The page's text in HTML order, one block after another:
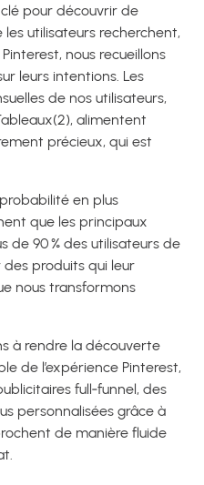
pour découvrir de
les utilisateurs recherchent,
nous recueillons
leurs intentions. Les
de nos utilisateurs,
alimentent
précieux, qui est
en plus
que les principaux
de 90 % des utilisateurs de
produits qui leur
nous transformons
à rendre la découverte
de l’expérience Pinterest,
full‑funnel, des
personnalisées grâce à
de manière fluide